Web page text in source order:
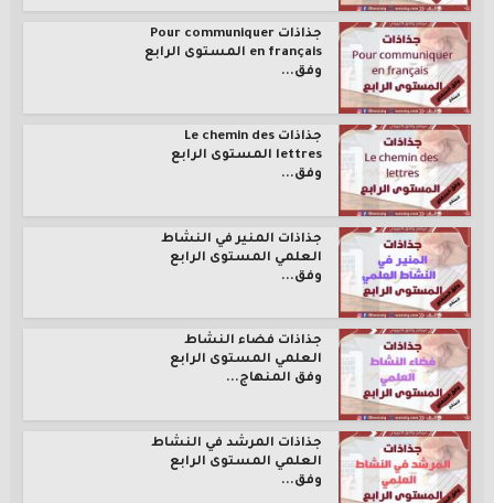
جذاذات Pour communiquer
en français المستوى الرابع
وفق...
جذاذات Le chemin des
lettres المستوى الرابع
وفق...
جذاذات المنير في النشاط
العلمي المستوى الرابع
وفق...
جذاذات فضاء النشاط
العلمي المستوى الرابع
وفق المنهاج...
جذاذات المرشد في النشاط
العلمي المستوى الرابع
وفق...